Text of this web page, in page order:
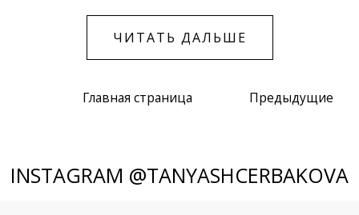
ЧИТАТЬ ДАЛЬШЕ
Предыдущие
Главная страница
INSTAGRAM @TANYASHCERBAKOVA